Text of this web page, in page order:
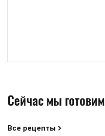
Сейчас мы готовим
Все рецепты